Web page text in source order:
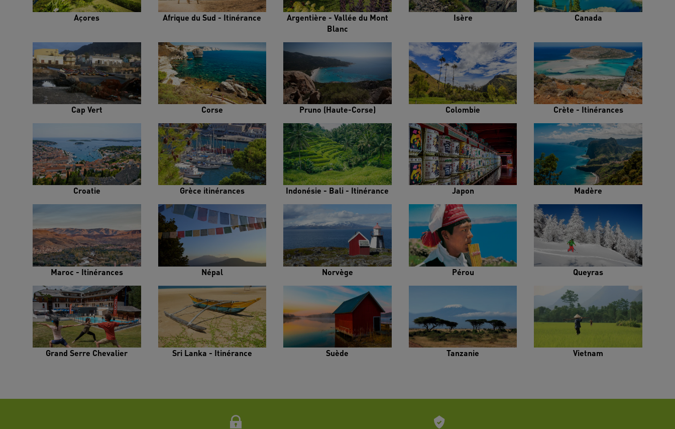
Açores Afrique du Sud - Itinérance
Argentière - Vallée du Mont
Blanc
Isère Canada
Cap Vert Corse Pruno (Haute-Corse) Colombie Crète - Itinérances
Croatie Grèce itinérances Indonésie - Bali - Itinérance Japon Madère
Maroc - Itinérances Népal Norvège Pérou Queyras
Grand Serre Chevalier Sri Lanka - Itinérance Suède Tanzanie Vietnam